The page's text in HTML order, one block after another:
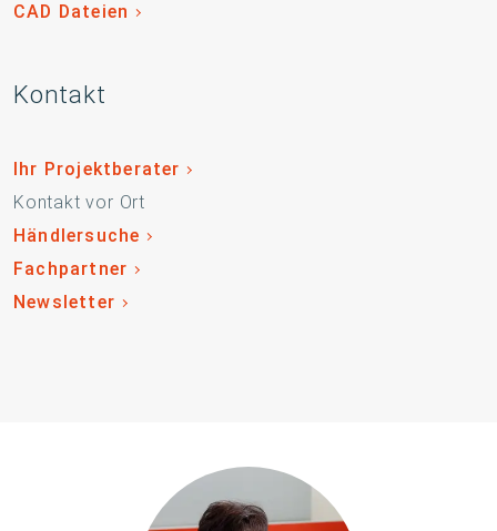
CAD Dateien
Kontakt
Ihr Projektberater
Kontakt vor Ort
Händlersuche
Fachpartner
Newsletter